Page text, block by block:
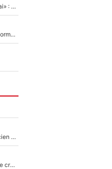
Mercato - OM - «Dès que je prends un club, je t’appellerai» : La promesse de Marcelino au moment de claquer la porte
Victime de racisme contre Murray, Kyrgios pousse un énorme coup de gueule !
Après le dérapage de Nelson Monfort sur CNews, un ancien journaliste de France Télévisions relance la polémique sur les incendies en Gironde
Grégory Lorenzi doit renoncer à cinq signatures en pleine crise financière : L’IA propose sept noms à l’OM pour un mercato réussi... à seulement 5M€ !